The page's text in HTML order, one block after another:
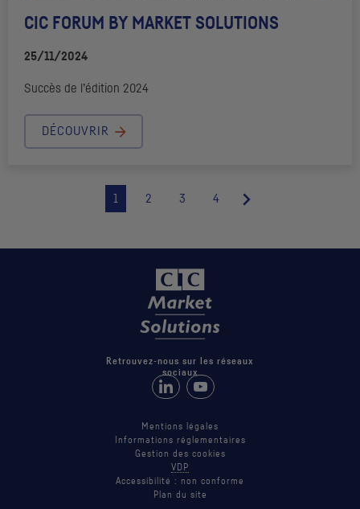
CIC FORUM BY MARKET SOLUTIONS
25/11/2024
Succès de l’édition 2024
DÉCOUVRIR
1 2 3 4
Retrouvez-nous sur les réseaux
sociaux
Retrouvez-nous sur LinkedIn
Suivez-nous sur Youtube
Mentions légales
Informations réglementaires
Gestion des cookies
VDP
Accessibilité : non conforme
Plan du site